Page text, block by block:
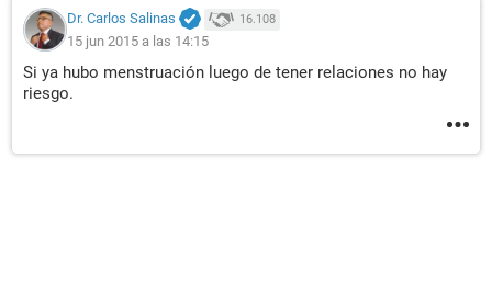
Dr. Carlos Salinas 16.108
15 jun 2015 a las 14:15
Si ya hubo menstruación luego de tener relaciones no hay
riesgo.